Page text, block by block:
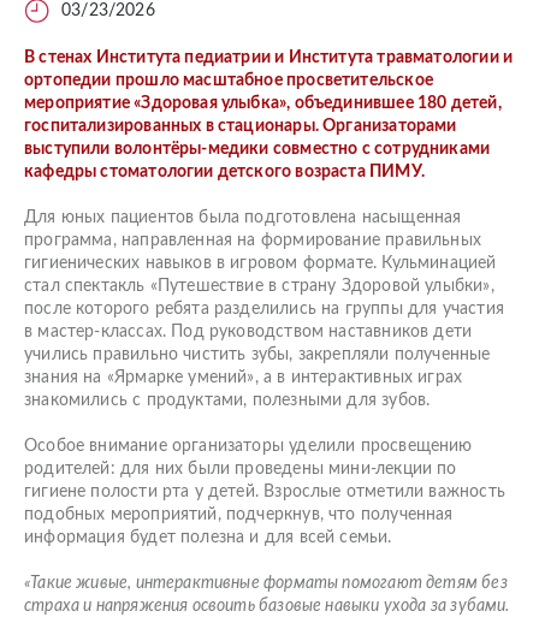
03/23/2026
В стенах Института педиатрии и Института травматологии и
ортопедии прошло масштабное просветительское
мероприятие «Здоровая улыбка», объединившее 180 детей,
госпитализированных в стационары. Организаторами
выступили волонтёры-медики совместно с сотрудниками
кафедры стоматологии детского возраста ПИМУ.
Для юных пациентов была подготовлена насыщенная
программа, направленная на формирование правильных
гигиенических навыков в игровом формате. Кульминацией
стал спектакль «Путешествие в страну Здоровой улыбки»,
после которого ребята разделились на группы для участия
в мастер-классах. Под руководством наставников дети
учились правильно чистить зубы, закрепляли полученные
знания на «Ярмарке умений», а в интерактивных играх
знакомились с продуктами, полезными для зубов.
Особое внимание организаторы уделили просвещению
родителей: для них были проведены мини-лекции по
гигиене полости рта у детей. Взрослые отметили важность
подобных мероприятий, подчеркнув, что полученная
информация будет полезна и для всей семьи.
«Такие живые, интерактивные форматы помогают детям без
страха и напряжения освоить базовые навыки ухода за зубами.